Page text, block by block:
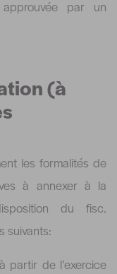
par un
(à
les formalités de
à annexer à la
du fisc.
suivants:
partir de l’exercice